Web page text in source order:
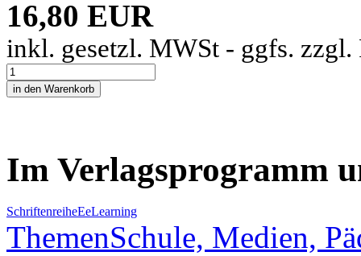
16,80 EUR
inkl. gesetzl. MWSt - ggfs. zzgl.
Im Verlagsprogramm
SchriftenreiheEeLearning
ThemenSchule, Medien,